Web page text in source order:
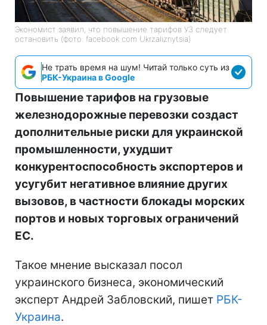
Экономист заявил, что повышение тарифов УЗ следует
остановить (фото: facebook com Ukrzaliznytsia)
Не трать время на шум! Читай только суть из
РБК-Украина в Google
Повышение тарифов на грузовые
железнодорожные перевозки создаст
дополнительные риски для украинской
промышленности, ухудшит
конкурентоспособность экспортеров и
усугубит негативное влияние других
вызовов, в частности блокады морских
портов и новых торговых ограничений
ЕС.
Такое мнение высказал посол
украинского бизнеса, экономический
эксперт Андрей Забловский, пишет РБК-
Украина.